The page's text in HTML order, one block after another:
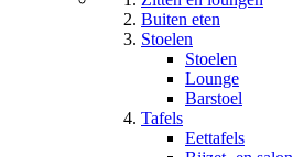
Buiten eten
Stoelen
Stoelen
Lounge
Barstoel
Tafels
Eettafels